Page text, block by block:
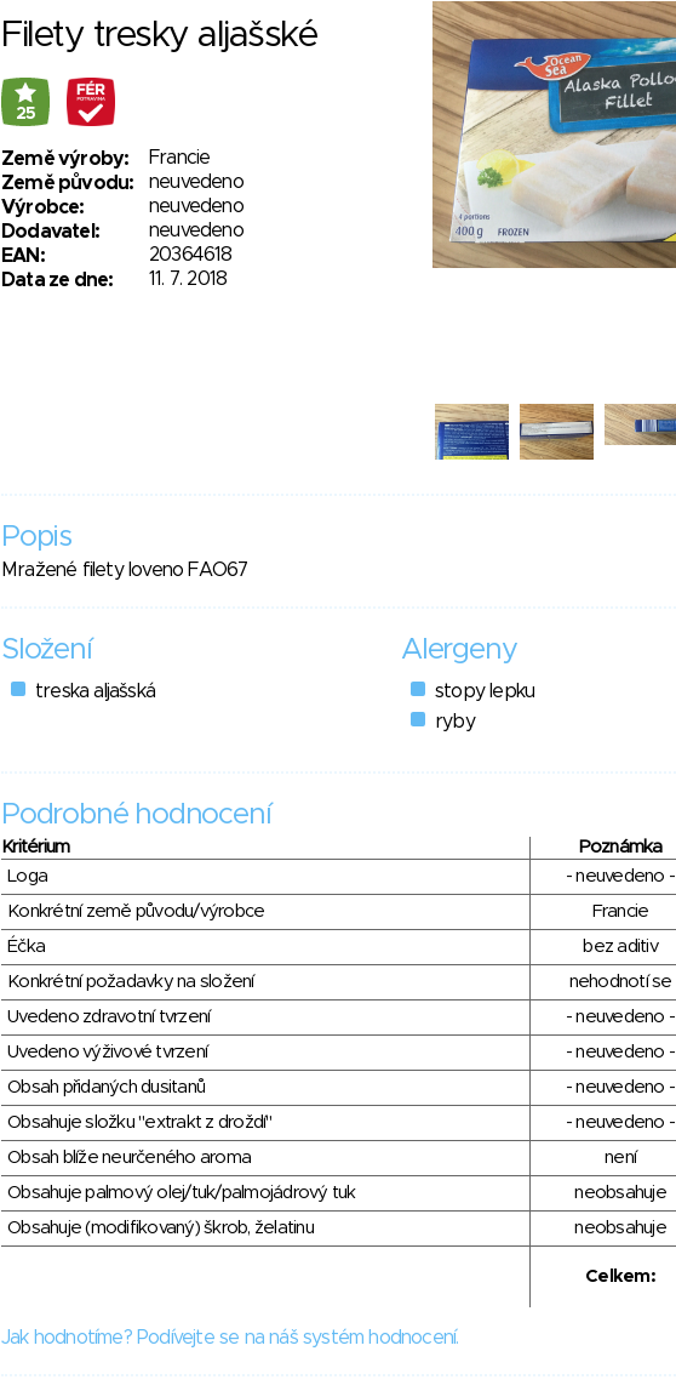
Filety tresky aljašské
25
Země výroby:
Francie
Země původu:
neuvedeno
Výrobce:
neuvedeno
Dodavatel:
neuvedeno
EAN:
20364618
Data ze dne:
11. 7. 2018
Popis
Mražené filety loveno FAO67
Složení
treska aljašská
Alergeny
stopy lepku
ryby
Podrobné hodnocení
Kritérium Poznámka
Loga
- neuvedeno -
Konkrétní země původu/výrobce
Francie
Éčka
bez aditiv
Konkrétní požadavky na složení
nehodnotí se
Uvedeno zdravotní tvrzení
- neuvedeno -
Uvedeno výživové tvrzení
- neuvedeno -
Obsah přidaných dusitanů
- neuvedeno -
Obsahuje složku "extrakt z droždí"
- neuvedeno -
Obsah blíže neurčeného aroma
není
Obsahuje palmový olej/tuk/palmojádrový tuk
neobsahuje
Obsahuje (modifikovaný) škrob, želatinu
neobsahuje
Celkem:
Jak hodnotíme? Podívejte se na náš systém hodnocení.